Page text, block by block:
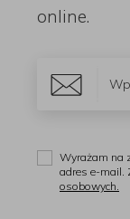
online.
Wyrażam na
adres e-mail.
osobowych.